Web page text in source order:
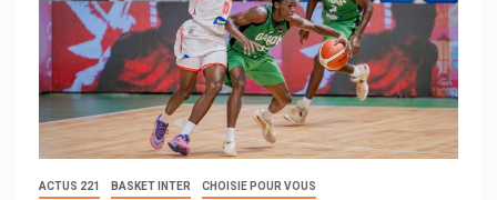
ACTUS 221 BASKET INTER CHOISIE POUR VOUS